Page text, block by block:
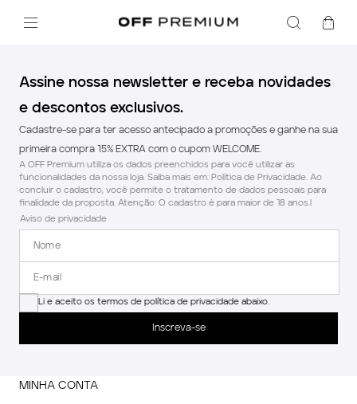
Assine nossa newsletter e receba novidades
e descontos exclusivos.
Cadastre-se para ter acesso antecipado a promoções e ganhe na sua
primeira compra 15% EXTRA com o cupom WELCOME.
A OFF Premium utiliza os dados preenchidos para você utilizar as
funcionalidades da nossa loja. Saiba mais em: Política de Privacidade. Ao
concluir o cadastro, você permite o tratamento de dados pessoais para
finalidade da proposta. Atenção: O cadastro é para maior de 18 anos.l
Aviso de privacidade
Li e aceito os termos de política de privacidade abaixo.
Inscreva-se
MINHA CONTA